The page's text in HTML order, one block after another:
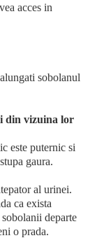
acces in
sobolanul
din vizuina lor
este puternic si
gaura.
al urinei.
ca exista
departe
o prada.